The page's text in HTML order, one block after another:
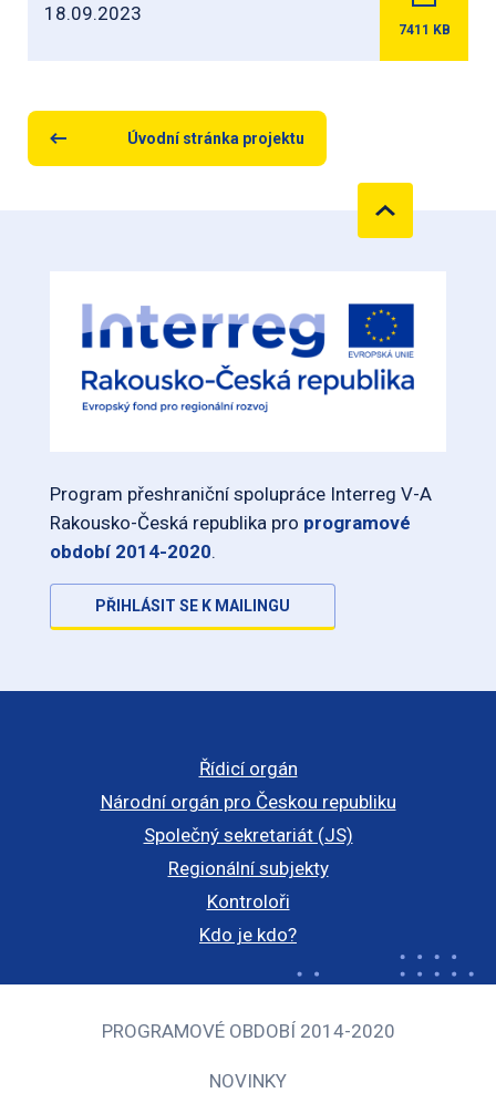
18.09.2023
7411 KB
Úvodní stránka projektu
Program přeshraniční spolupráce Interreg V-A
Rakousko-Česká republika pro programové
období 2014-2020.
PŘIHLÁSIT SE K MAILINGU
Řídicí orgán
Národní orgán pro Českou republiku
Společný sekretariát (JS)
Regionální subjekty
Kontroloři
Kdo je kdo?
PROGRAMOVÉ OBDOBÍ 2014-2020
NOVINKY